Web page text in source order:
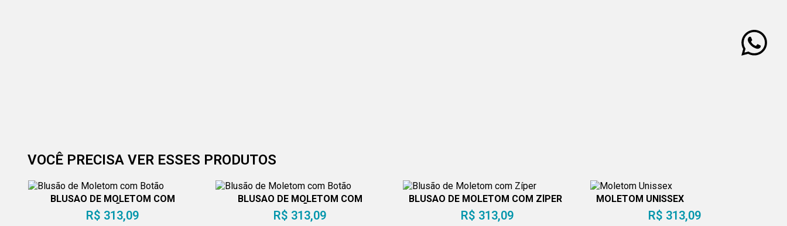
VOCÊ PRECISA VER ESSES PRODUTOS
BLUSÃO DE MOLETOM COM
BOTÃO
R$ 313,09
BLUSÃO DE MOLETOM COM
BOTÃO
R$ 313,09
BLUSÃO DE MOLETOM COM ZÍPER
R$ 313,09
MOLETOM UNISSEX
R$ 313,09